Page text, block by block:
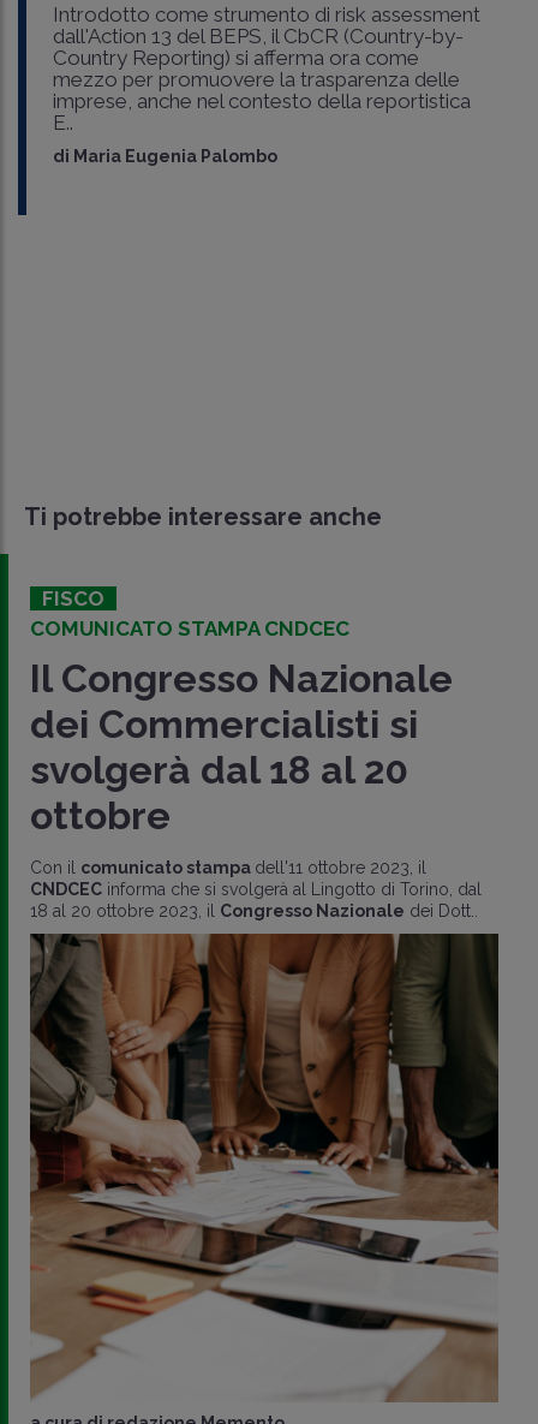
Introdotto come strumento di risk assessment
dall'Action 13 del BEPS, il CbCR (Country-by-
Country Reporting) si afferma ora come
mezzo per promuovere la trasparenza delle
imprese, anche nel contesto della reportistica
E..
di Maria Eugenia Palombo
Ti potrebbe interessare anche
FISCO
COMUNICATO STAMPA CNDCEC
Il Congresso Nazionale
dei Commercialisti si
svolgerà dal 18 al 20
ottobre
Con il comunicato stampa dell'11 ottobre 2023, il
CNDCEC informa che si svolgerà al Lingotto di Torino, dal
18 al 20 ottobre 2023, il Congresso Nazionale dei Dott..